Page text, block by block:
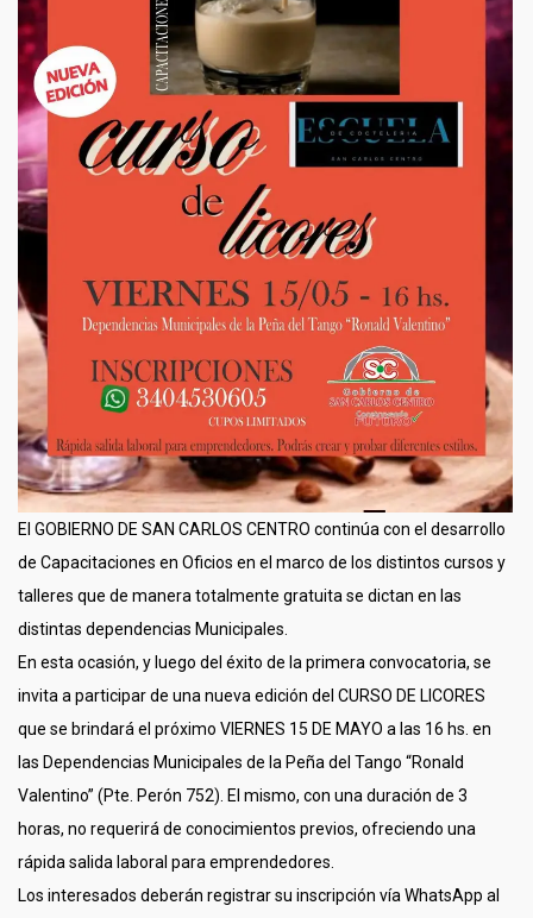
El GOBIERNO DE SAN CARLOS CENTRO continúa con el desarrollo
de Capacitaciones en Oficios en el marco de los distintos cursos y
talleres que de manera totalmente gratuita se dictan en las
distintas dependencias Municipales.
En esta ocasión, y luego del éxito de la primera convocatoria, se
invita a participar de una nueva edición del CURSO DE LICORES
que se brindará el próximo VIERNES 15 DE MAYO a las 16 hs. en
las Dependencias Municipales de la Peña del Tango “Ronald
Valentino” (Pte. Perón 752). El mismo, con una duración de 3
horas, no requerirá de conocimientos previos, ofreciendo una
rápida salida laboral para emprendedores.
Los interesados deberán registrar su inscripción vía WhatsApp al